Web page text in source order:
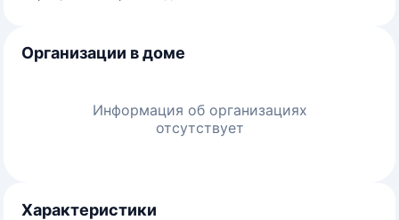
Организации в доме
Информация об организациях
отсутствует
Характеристики